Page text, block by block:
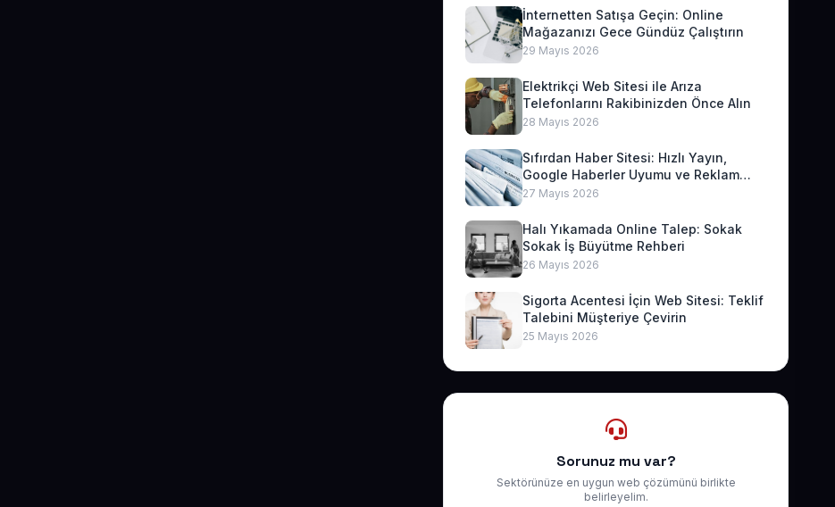
İnternetten Satışa Geçin: Online
Mağazanızı Gece Gündüz Çalıştırın
29 Mayıs 2026
Elektrikçi Web Sitesi ile Arıza
Telefonlarını Rakibinizden Önce Alın
28 Mayıs 2026
Sıfırdan Haber Sitesi: Hızlı Yayın,
Google Haberler Uyumu ve Reklam
Geliri
27 Mayıs 2026
Halı Yıkamada Online Talep: Sokak
Sokak İş Büyütme Rehberi
26 Mayıs 2026
Sigorta Acentesi İçin Web Sitesi: Teklif
Talebini Müşteriye Çevirin
25 Mayıs 2026
Sorunuz mu var?
Sektörünüze en uygun web çözümünü birlikte
belirleyelim.